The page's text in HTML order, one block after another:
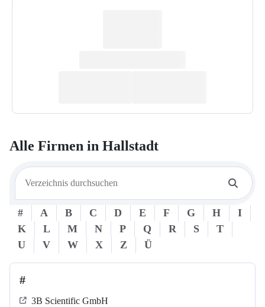
Alle Firmen in Hallstadt
# A B C D E F G H
I
K
L M N P Q R S
T
U
V W X Z Ü
#
3B Scientific GmbH